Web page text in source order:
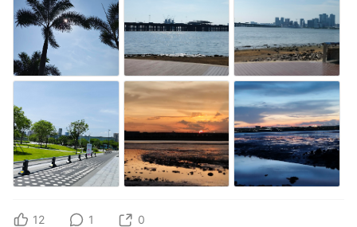
12 1 0